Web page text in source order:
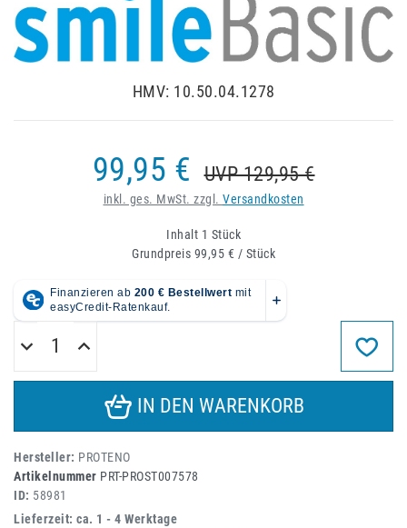
HMV: 10.50.04.1278
99,95 € UVP 129,95 €
inkl. ges. MwSt. zzgl. Versandkosten
Inhalt 1 Stück
Grundpreis 99,95 € / Stück
IN DEN WARENKORB
Hersteller: PROTENO
Artikelnummer PRT-PROST007578
ID: 58981
Lieferzeit: ca. 1 - 4 Werktage